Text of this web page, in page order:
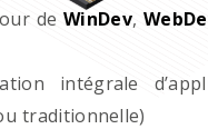
deWinDev,
intégrale
traditionnelle)